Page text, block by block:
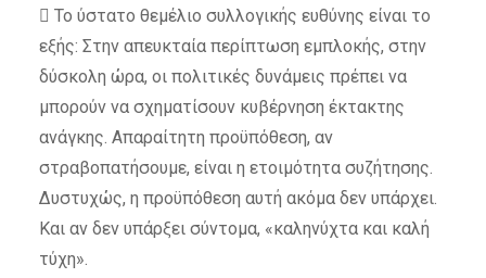
 Το ύστατο θεμέλιο συλλογικής ευθύνης είναι το
εξής: Στην απευκταία περίπτωση εμπλοκής, στην
δύσκολη ώρα, οι πολιτικές δυνάμεις πρέπει να
μπορούν να σχηματίσουν κυβέρνηση έκτακτης
ανάγκης. Απαραίτητη προϋπόθεση, αν
στραβοπατήσουμε, είναι η ετοιμότητα συζήτησης.
Δυστυχώς, η προϋπόθεση αυτή ακόμα δεν υπάρχει.
Και αν δεν υπάρξει σύντομα, «καληνύχτα και καλή
τύχη».